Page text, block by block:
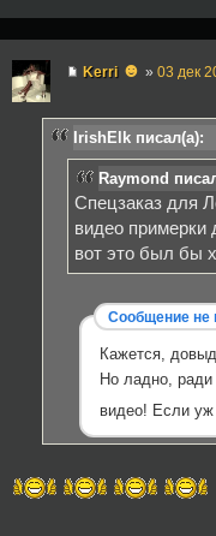
Kerri ☻ » 03 дек
IrishElk писал(а):
Raymond
Спецзаказ для
видео примерки
вот это был бы
Сообщение не
Кажется,
Но ладно,
видео! Если уж